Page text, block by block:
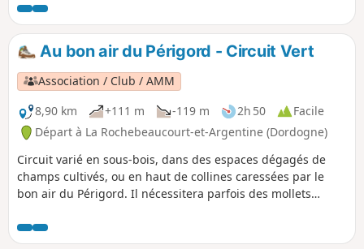
Promenade variée qui alterne petits hameaux, crêtes
panoramiques , sous-bois ombragés et chemin plein de
fraicheur.
Au bon air du Périgord - Circuit Vert
Association / Club / AMM
8,90 km
+111 m -119 m 2h 50
Facile
Départ à La Rochebeaucourt-et-Argentine (Dordogne)
Circuit varié en sous-bois, dans des espaces dégagés de
champs cultivés, ou en haut de collines caressées par le
bon air du Périgord. Il nécessitera parfois des mollets
aussi qui aiment la découverte, il leur suffira de "passer le
pont", petit pont de bois au-dessus de la Nizonne, et d'aller